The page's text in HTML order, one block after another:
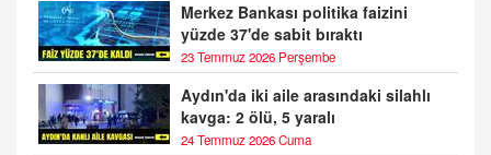
Merkez Bankası politika faizini
yüzde 37'de sabit bıraktı
23 Temmuz 2026 Perşembe
Aydın'da iki aile arasındaki silahlı
kavga: 2 ölü, 5 yaralı
24 Temmuz 2026 Cuma